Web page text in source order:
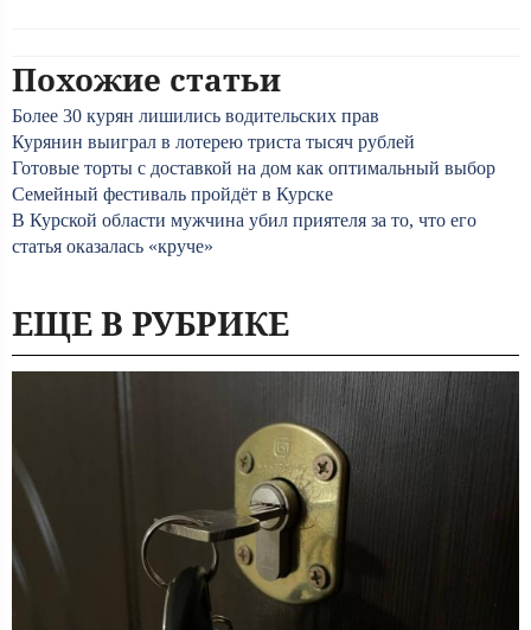
Похожие статьи
Более 30 курян лишились водительских прав
Курянин выиграл в лотерею триста тысяч рублей
Готовые торты с доставкой на дом как оптимальный выбор
Семейный фестиваль пройдёт в Курске
В Курской области мужчина убил приятеля за то, что его
статья оказалась «круче»
ЕЩЕ В РУБРИКЕ